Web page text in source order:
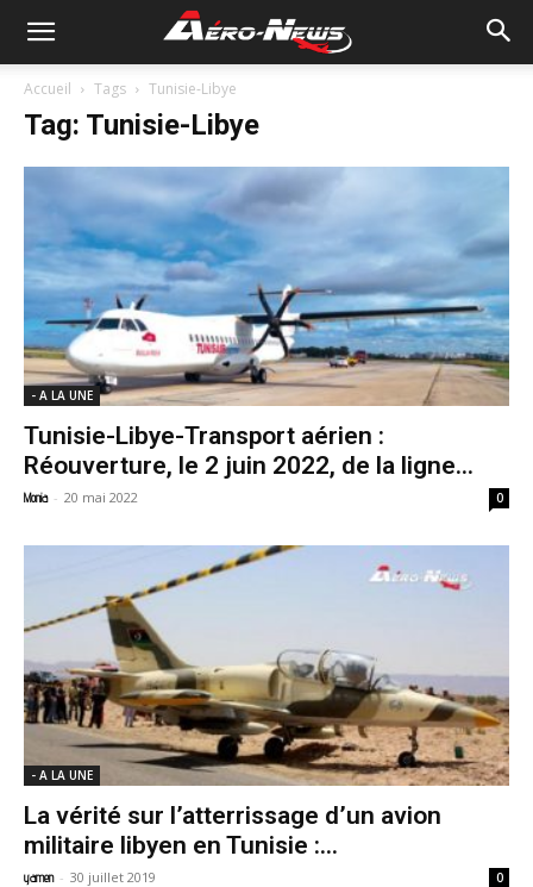
Accueil Tags Tunisie-Libye
Tag: Tunisie-Libye
- A LA UNE
Tunisie-Libye-Transport aérien :
Réouverture, le 2 juin 2022, de la ligne...
Monia - 20 mai 2022 0
- A LA UNE
La vérité sur l’atterrissage d’un avion
militaire libyen en Tunisie :...
yamen - 30 juillet 2019 0